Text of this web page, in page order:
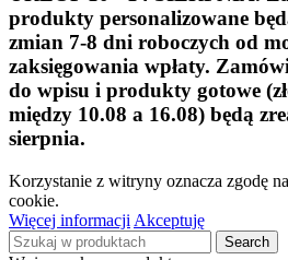
produkty personalizowane
zmian 7-8 dni roboczych od
zaksięgowania wpłaty.
do wpisu i produkty gotowe
między 10.08 a 16.08) będą
sierpnia.
Korzystanie z witryny oznacza zgodę
cookie.
Więcej informacji Akceptuję
Search